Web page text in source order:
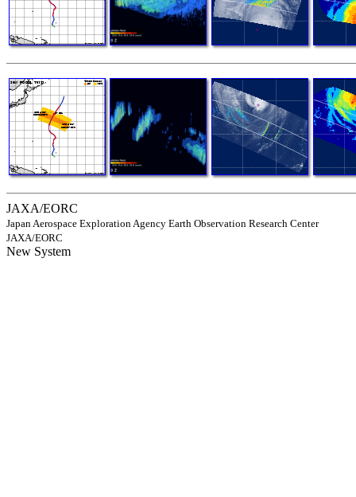
JAXA/EORC
Japan Aerospace Exploration Agency Earth Observation Research Center
JAXA/EORC
New System